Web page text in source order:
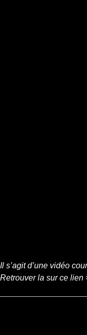
Il s’agit d’une vidéo
Retrouver la sur ce lien